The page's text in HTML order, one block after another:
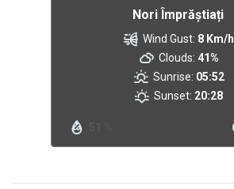
Nori Împrăștiați
Wind Gust: 8 Km/h
Clouds: 41%
Sunrise: 05:52
Sunset: 20:28